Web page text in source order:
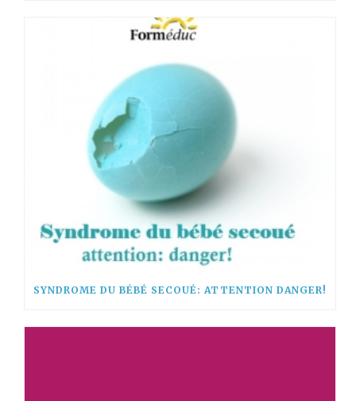
SYNDROME DU BÉBÉ SECOUÉ: ATTENTION DANGER!